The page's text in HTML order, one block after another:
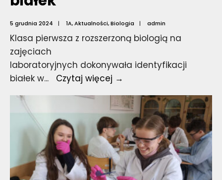
5 grudnia 2024 | 1A,Aktualności,Biologia | admin
Klasa pierwsza z rozszerzoną biologią na
zajęciach
laboratoryjnych dokonywała identyfikacji
białek w... Czytaj więcej →
z
białek